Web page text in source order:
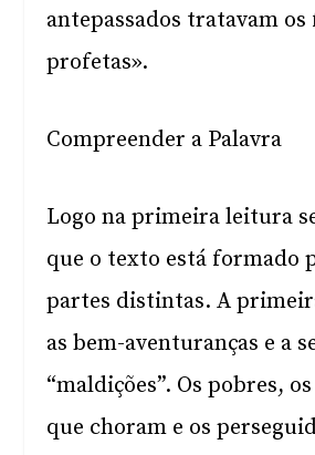
antepassados tratavam os
profetas».
Compreender a Palavra
Logo na primeira leitura
que o texto está formado
partes distintas. A
as bem-aventuranças e a
“maldições”. Os pobres,
que choram e os